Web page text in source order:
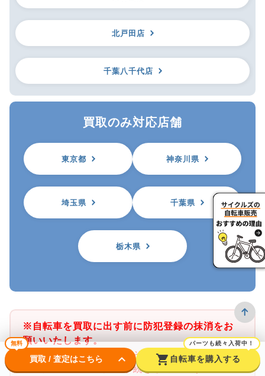
北戸田店
千葉八千代店
買取のみ対応店舗
東京都 神奈川県
埼玉県 千葉県
栃木県
※自転車を買取に出す前に防犯登録の抹消をお
願いいたします。
※サイクルズ店舗では、その店舗がある都道府
県の防犯登録のみ抹消手続きが可能です。
無料
買取 / 査定はこちら keyboard_arrow_down shopping_cart
パーツも続々入荷中！
自転車を購入する